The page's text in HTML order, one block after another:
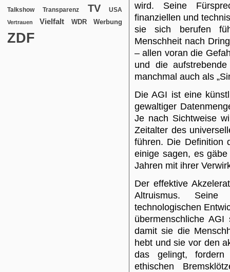
Talkshow Transparenz TV USA
Vertrauen Vielfalt WDR Werbung
ZDF
wird. Seine
finanziellen und
sie sich berufen
Menschheit nach
– allen voran die
und die
manchmal auch als
Die AGI ist eine
gewaltiger
Je nach Sichtweise
Zeitalter des
führen. Die Definition
einige sagen, es
Jahren mit ihrer
Der effektive
Altruismus.
technologischen
übermenschliche
damit sie die
hebt und sie vor den
das gelingt,
ethischen